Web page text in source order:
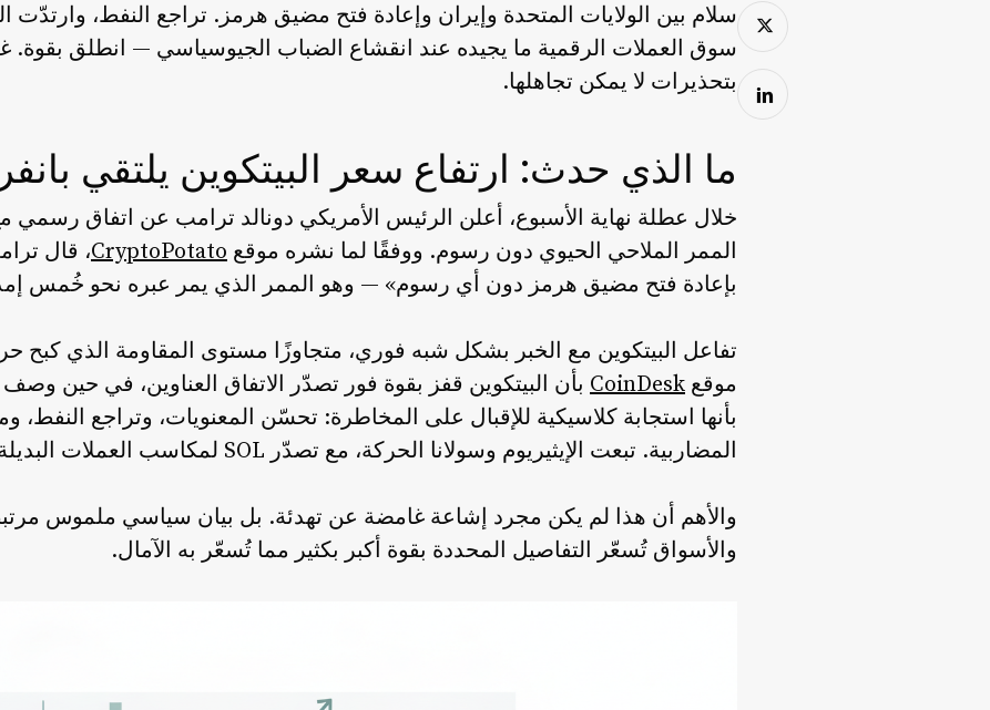
سلام بين الولايات المتحدة وإيران وإعادة فتح مضيق هرمز. تراجع النفط، وارتدّت
سوق العملات الرقمية ما يجيده عند انقشاع الضباب الجيوسياسي — انطلق بقوة.
بتحذيرات لا يمكن تجاهلها.
ما الذي حدث: ارتفاع سعر البيتكوين يلتقي
خلال عطلة نهاية الأسبوع، أعلن الرئيس الأمريكي دونالد ترامب عن اتفاق رسمي
الممر الملاحي الحيوي دون رسوم. ووفقًا لما نشره موقع CryptoPotato، قال
بإعادة فتح مضيق هرمز دون أي رسوم» — وهو الممر الذي يمر عبره نحو خُمس
تفاعل البيتكوين مع الخبر بشكل شبه فوري، متجاوزًا مستوى المقاومة الذي كبح
موقع CoinDesk بأن البيتكوين قفز بقوة فور تصدّر الاتفاق العناوين، في حين
بأنها استجابة كلاسيكية للإقبال على المخاطرة: تحسّن المعنويات، وتراجع
المضاربية. تبعت الإيثيريوم وسولانا الحركة، مع تصدّر SOL لمكاسب العملات البديلة.
والأهم أن هذا لم يكن مجرد إشاعة غامضة عن تهدئة. بل بيان سياسي ملموس
والأسواق تُسعّر التفاصيل المحددة بقوة أكبر بكثير مما تُسعّر به الآمال.